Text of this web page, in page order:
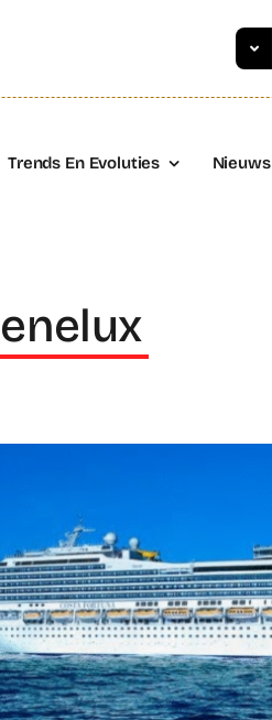
Trends En Evoluties Nieuws